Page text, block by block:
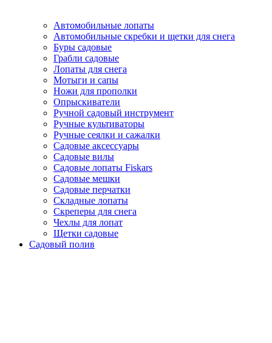
Автомобильные лопаты
Автомобильные скребки и щетки для снега
Буры садовые
Грабли садовые
Лопаты для снега
Мотыги и сапы
Ножи для прополки
Опрыскиватели
Ручной садовый инструмент
Ручные культиваторы
Ручные сеялки и сажалки
Садовые аксессуары
Садовые вилы
Садовые лопаты Fiskars
Садовые мешки
Садовые перчатки
Складные лопаты
Скреперы для снега
Чехлы для лопат
Щетки садовые
Садовый полив